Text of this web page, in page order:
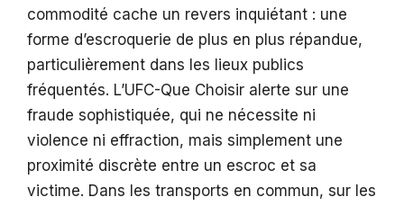
commodité cache un revers inquiétant : une
forme d’escroquerie de plus en plus répandue,
particulièrement dans les lieux publics
fréquentés. L’UFC-Que Choisir alerte sur une
fraude sophistiquée, qui ne nécessite ni
violence ni effraction, mais simplement une
proximité discrète entre un escroc et sa
victime. Dans les transports en commun, sur les